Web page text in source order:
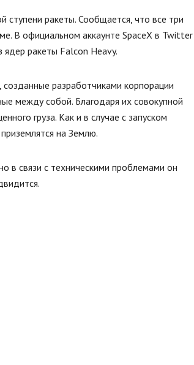
ступени ракеты. Сообщается, что все три
В официальном аккаунте SpaceX в Twitter
ядер ракеты Falcon Heavy.
разработчиками корпорации
между собой. Благодаря их совокупной
груза. Как и в случае с запуском
на Землю.
в связи с техническими проблемами он